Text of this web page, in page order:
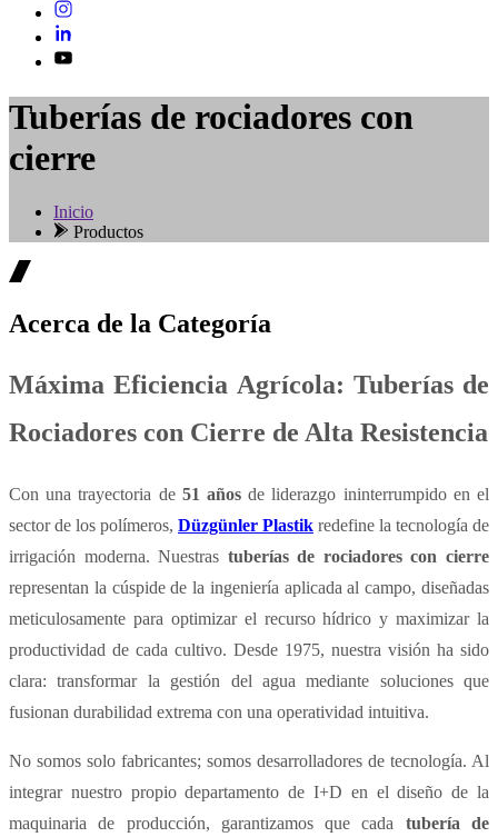
Tuberías de rociadores con
cierre
Inicio
Productos
Acerca de la Categoría
Máxima Eficiencia Agrícola: Tuberías de
Rociadores con Cierre de Alta Resistencia
Con una trayectoria de 51 años de liderazgo ininterrumpido en el
sector de los polímeros, Düzgünler Plastik redefine la tecnología de
irrigación moderna. Nuestras tuberías de rociadores con cierre
representan la cúspide de la ingeniería aplicada al campo, diseñadas
meticulosamente para optimizar el recurso hídrico y maximizar la
productividad de cada cultivo. Desde 1975, nuestra visión ha sido
clara: transformar la gestión del agua mediante soluciones que
fusionan durabilidad extrema con una operatividad intuitiva.
No somos solo fabricantes; somos desarrolladores de tecnología. Al
integrar nuestro propio departamento de I+D en el diseño de la
maquinaria de producción, garantizamos que cada tubería de